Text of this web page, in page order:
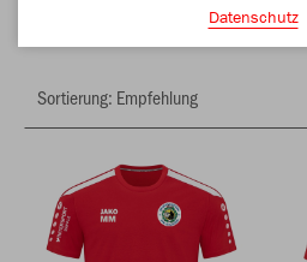
Farbe
Datenschutz